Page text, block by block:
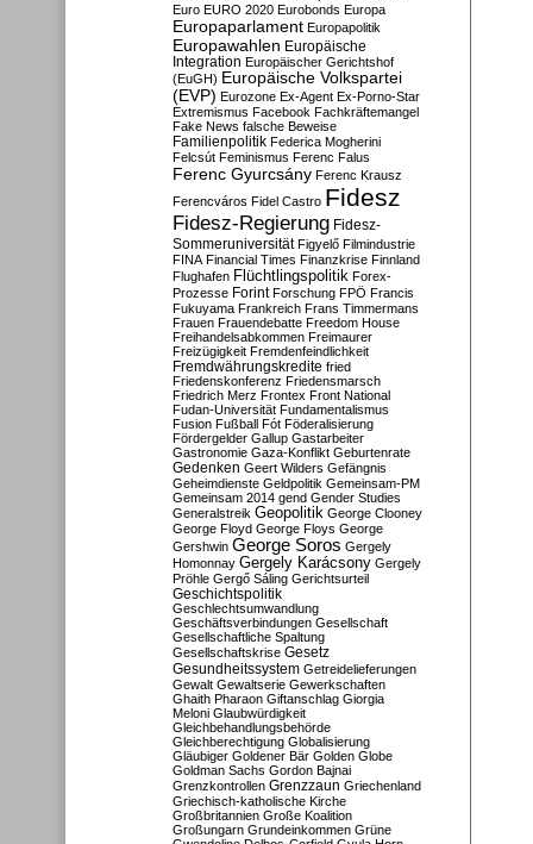
Euro EURO 2020 Eurobonds Europa
Europaparlament Europapolitik
Europawahlen Europäische
Integration Europäischer Gerichtshof
(EuGH) Europäische Volkspartei
(EVP) Eurozone Ex-Agent Ex-Porno-Star
Extremismus Facebook Fachkräftemangel
Fake News falsche Beweise
Familienpolitik Federica Mogherini
Felcsút Feminismus Ferenc Falus
Ferenc Gyurcsány Ferenc Krausz
Ferencváros Fidel Castro Fidesz
Fidesz-Regierung Fidesz-
Sommeruniversität Figyelő Filmindustrie
FINA Financial Times Finanzkrise Finnland
Flughafen Flüchtlingspolitik Forex-
Prozesse Forint Forschung FPÖ Francis
Fukuyama Frankreich Frans Timmermans
Frauen Frauendebatte Freedom House
Freihandelsabkommen Freimaurer
Freizügigkeit Fremdenfeindlichkeit
Fremdwährungskredite fried
Friedenskonferenz Friedensmarsch
Friedrich Merz Frontex Front National
Fudan-Universität Fundamentalismus
Fusion Fußball Fót Föderalisierung
Fördergelder Gallup Gastarbeiter
Gastronomie Gaza-Konflikt Geburtenrate
Gedenken Geert Wilders Gefängnis
Geheimdienste Geldpolitik Gemeinsam-PM
Gemeinsam 2014 gend Gender Studies
Generalstreik Geopolitik George Clooney
George Floyd George Floys George
Gershwin George Soros Gergely
Homonnay Gergely Karácsony Gergely
Pröhle Gergő Sáling Gerichtsurteil
Geschichtspolitik
Geschlechtsumwandlung
Geschäftsverbindungen Gesellschaft
Gesellschaftliche Spaltung
Gesellschaftskrise Gesetz
Gesundheitssystem Getreidelieferungen
Gewalt Gewaltserie Gewerkschaften
Ghaith Pharaon Giftanschlag Giorgia
Meloni Glaubwürdigkeit
Gleichbehandlungsbehörde
Gleichberechtigung Globalisierung
Gläubiger Goldener Bär Golden Globe
Goldman Sachs Gordon Bajnai
Grenzkontrollen Grenzzaun Griechenland
Griechisch-katholische Kirche
Großbritannien Große Koalition
Großungarn Grundeinkommen Grüne